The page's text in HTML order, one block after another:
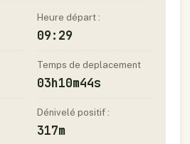
Heure départ :
09:29
Temps de deplacement
03h10m44s
Dénivelé positif :
317m